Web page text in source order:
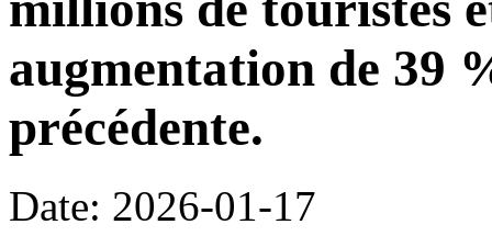
augmentation de 39
précédente.
Date: 2026-01-17